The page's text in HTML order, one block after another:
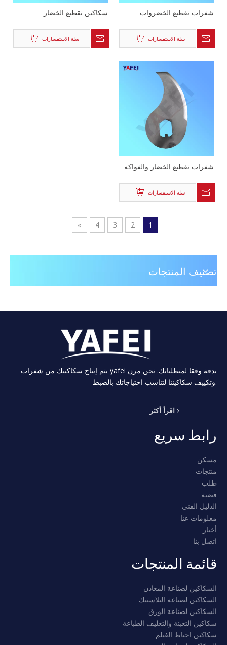
شفرات تقطيع الخضروات
سلة الاستفسارات
سكاكين تقطيع الخضار
سلة الاستفسارات
شفرات تقطيع الخضار والفواكه
سلة الاستفسارات
1
2
3
4
»
تصنيف المنتجات
يتم إنتاج سكاكينك من شفرات yafei بدقة وفقا لمتطلباتك. نحن مرن
وتكييف سكاكيننا لتناسب احتياجاتك بالضبط.
اقرأ أكثر
رابط سريع
مسكن
منتجات
طلب
قضية
الدليل الفني
معلومات عنا
أخبار
اتصل بنا
قائمة المنتجات
السكاكين لصناعة المعادن
السكاكين لصناعة البلاستيك
السكاكين لصناعة الورق
سكاكين التعبئة والتغليف الطباعة
سكاكين احباط الفيلم